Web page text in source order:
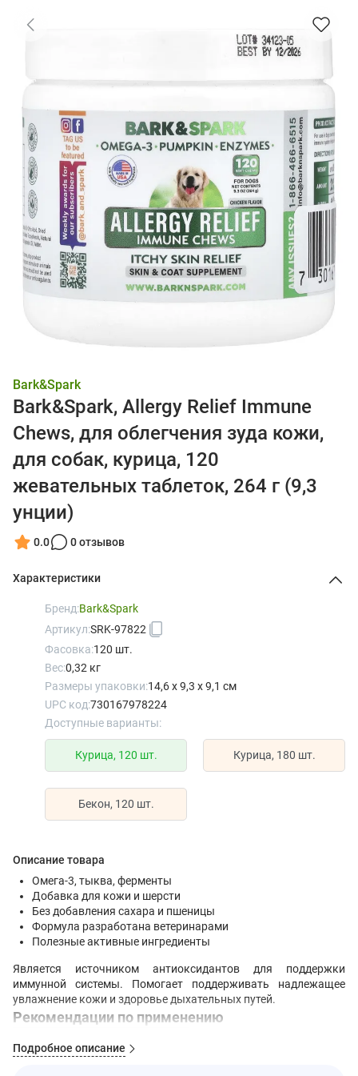
Bark&Spark
Bark&Spark, Allergy Relief Immune
Chews, для облегчения зуда кожи,
для собак, курица, 120
жевательных таблеток, 264 г (9,3
унции)
0.0 0 отзывов
Характеристики
Бренд:Bark&Spark
Артикул:SRK-97822
Фасовка:120 шт.
Вес:0,32 кг
Размеры упаковки:14,6 x 9,3 x 9,1 см
UPC код:730167978224
Доступные варианты:
Курица, 120 шт. Курица, 180 шт.
Бекон, 120 шт.
Описание товара
Омега-3, тыква, ферменты
Добавка для кожи и шерсти
Без добавления сахара и пшеницы
Формула разработана ветеринарами
Полезные активные ингредиенты
Является источником антиоксидантов для поддержки
иммунной системы. Помогает поддерживать надлежащее
увлажнение кожи и здоровье дыхательных путей.
Рекомендации по применению
использования
Подробное описание